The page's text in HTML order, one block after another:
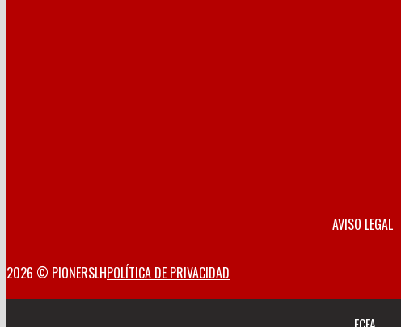
AVISO LEGAL
2026 © PIONERSLHPOLÍTICA DE PRIVACIDAD